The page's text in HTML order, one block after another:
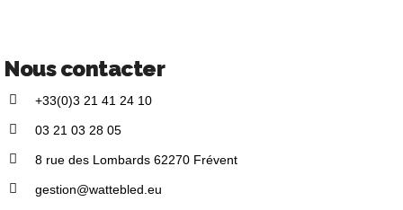
Nous contacter
+33(0)3 21 41 24 10
03 21 03 28 05
8 rue des Lombards 62270 Frévent
gestion@wattebled.eu